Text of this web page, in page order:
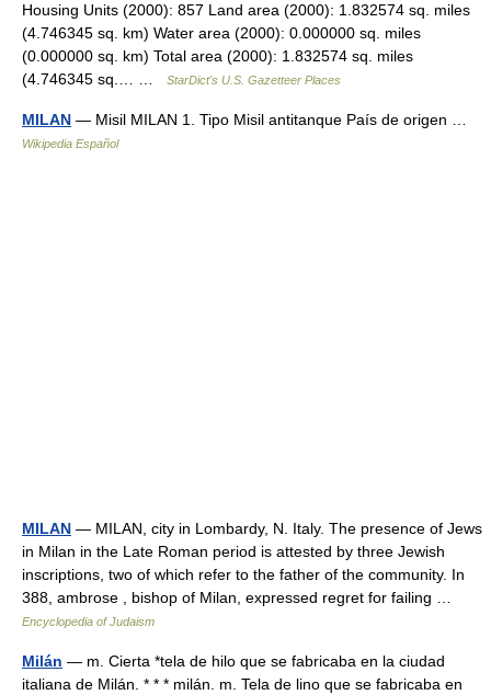
Housing Units (2000): 857 Land area (2000): 1.832574 sq. miles
(4.746345 sq. km) Water area (2000): 0.000000 sq. miles
(0.000000 sq. km) Total area (2000): 1.832574 sq. miles
(4.746345 sq.… …
StarDict's U.S. Gazetteer Places
MILAN — Misil MILAN 1. Tipo Misil antitanque País de origen …
Wikipedia Español
MILAN — MILAN, city in Lombardy, N. Italy. The presence of Jews
in Milan in the Late Roman period is attested by three Jewish
inscriptions, two of which refer to the father of the community. In
388, ambrose , bishop of Milan, expressed regret for failing …
Encyclopedia of Judaism
Milán — m. Cierta *tela de hilo que se fabricaba en la ciudad
italiana de Milán. * * * milán. m. Tela de lino que se fabricaba en